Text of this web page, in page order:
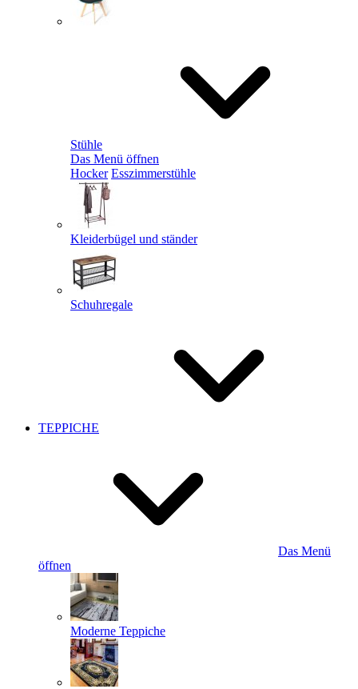
Stühle
Das Menü öffnen
Hocker Esszimmerstühle
Kleiderbügel und ständer
Schuhregale
TEPPICHE
Das Menü
öffnen
Moderne Teppiche